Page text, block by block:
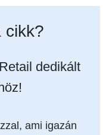
cikk?
dedikált
ami igazán